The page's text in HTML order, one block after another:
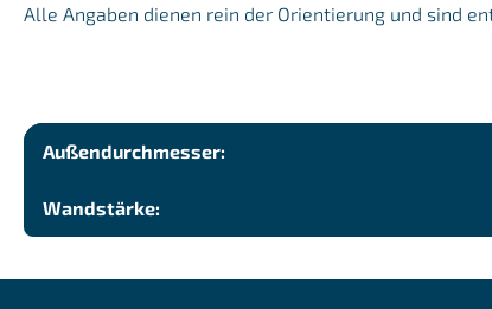
Alle Angaben dienen rein der Orientierung und sind
Außendurchmesser:
Wandstärke: